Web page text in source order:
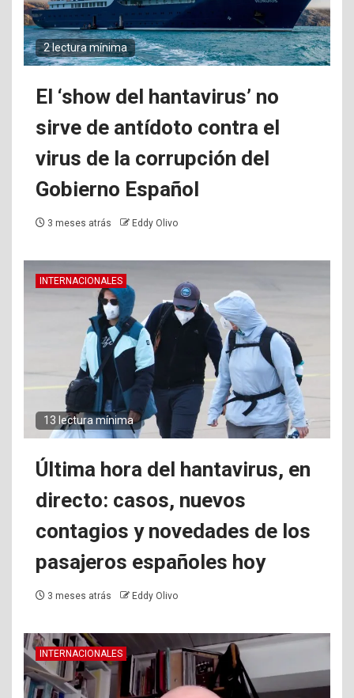
2 lectura mínima
El ‘show del hantavirus’ no
sirve de antídoto contra el
virus de la corrupción del
Gobierno Español
3 meses atrás Eddy Olivo
INTERNACIONALES
13 lectura mínima
Última hora del hantavirus, en
directo: casos, nuevos
contagios y novedades de los
pasajeros españoles hoy
3 meses atrás Eddy Olivo
INTERNACIONALES